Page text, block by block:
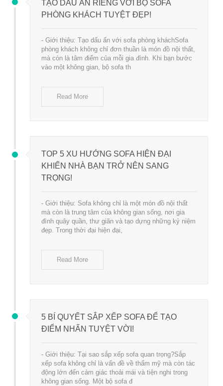
TẠO DẤU ẤN RIÊNG VỚI BỘ SOFA
PHÒNG KHÁCH TUYỆT ĐẸP!
- Giới thiệu: Tạo dấu ấn với sofa phòng kháchSofa
phòng khách không chỉ đơn thuần là món đồ nội thất,
mà còn là tâm điểm của mỗi gia đình. Khi bạn bước
vào một không gian, bộ sofa th
Read More
TOP 5 XU HƯỚNG SOFA HIỆN ĐẠI
KHIẾN NHÀ BẠN TRỞ NÊN SANG
TRỌNG!
- Giới thiệu: Sofa không chỉ là một món đồ nội thất
mà còn là trung tâm của không gian sống, nơi gia
đình quây quần, thư giãn và tạo dựng những kỷ niệm
đẹp. Trong thời đại hiện đại,
Read More
5 BÍ QUYẾT SẮP XẾP SOFA ĐỂ TẠO
ĐIỂM NHẤN TUYỆT VỜI!
- Giới thiệu: Tại sao sắp xếp sofa quan trọng?Sắp
xếp sofa không chỉ là vấn đề về thẩm mỹ mà còn tác
động lớn đến cảm giác thoải mái và tiện nghi trong
không gian sống. Một bộ sofa đ